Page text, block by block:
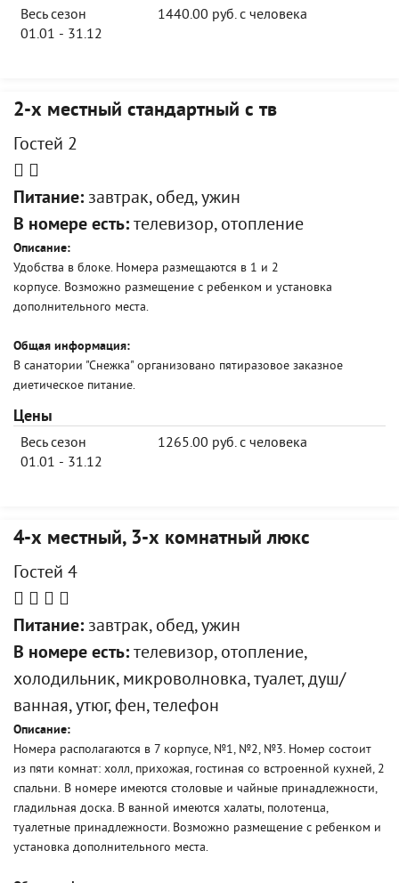
Весь сезон
01.01 - 31.12
1440.00 руб. с человека
2-х местный стандартный с тв
Гостей 2
Питание: завтрак, обед, ужин
В номере есть: телевизор, отопление
Описание:
Удобства в блоке. Номера размещаются в 1 и 2
корпусе. Возможно размещение с ребенком и установка
дополнительного места.
Общая информация:
В санатории "Снежка" организовано пятиразовое заказное
диетическое питание.
Цены
Весь сезон
01.01 - 31.12
1265.00 руб. с человека
4-х местный, 3-х комнатный люкс
Гостей 4
Питание: завтрак, обед, ужин
В номере есть: телевизор, отопление,
холодильник, микроволновка, туалет, душ/
ванная, утюг, фен, телефон
Описание:
Номера располагаются в 7 корпусе, №1, №2, №3. Номер состоит
из пяти комнат: холл, прихожая, гостиная со встроенной кухней, 2
спальни. В номере имеются столовые и чайные принадлежности,
гладильная доска. В ванной имеются халаты, полотенца,
туалетные принадлежности. Возможно размещение с ребенком и
установка дополнительного места.